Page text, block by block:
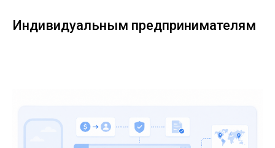
Индивидуальным предпринимателям